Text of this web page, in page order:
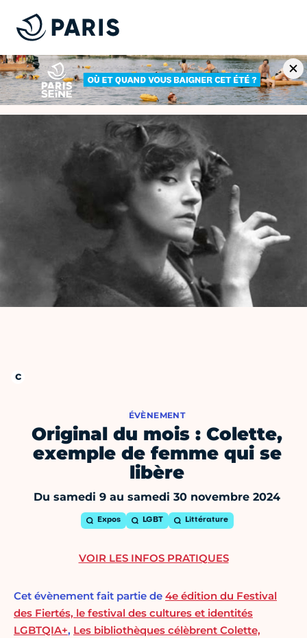
ÉVÈNEMENT
Original du mois : Colette,
exemple de femme qui se
libère
Du samedi 9 au samedi 30 novembre 2024
Expos LGBT Littérature
Cet évènement fait partie de 4e édition du Festival
des Fiertés, le festival des cultures et identités
LGBTQIA+, Les bibliothèques célèbrent Colette,
VOIR LES INFOS PRATIQUES